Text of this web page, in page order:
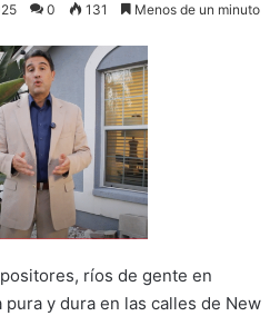
0 131 Menos de un minuto
ríos de gente en
y dura en las calles de New